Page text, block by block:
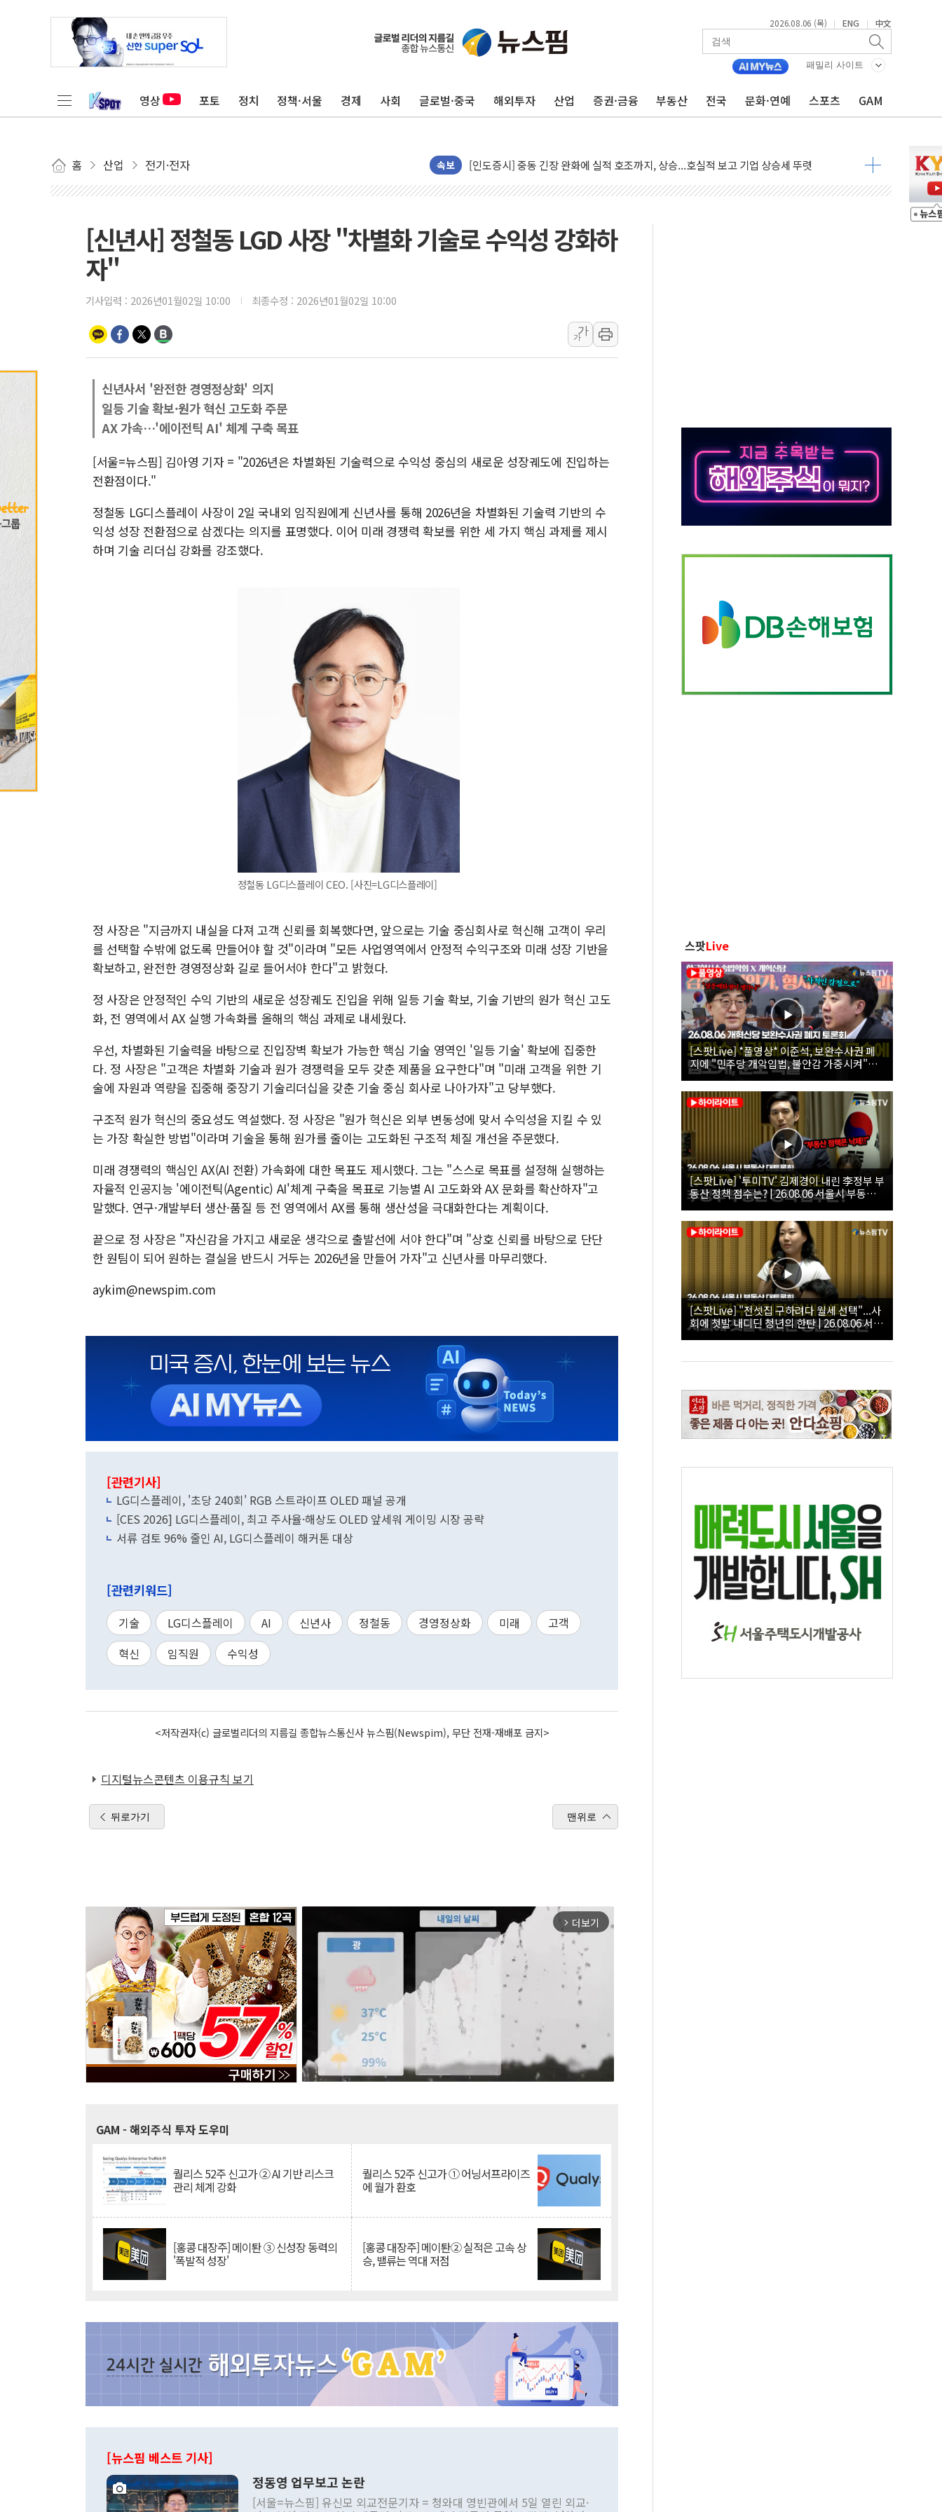
2026.08.06 (목) | ENG | 中文
패밀리 사이트
영상 포토 정치 정책·서울 경제 사회 글로벌·중국 해외투자 산업 증권·금융 부동산 전국 문화·연예 스포츠 GAM
홈 산업 전기·전자 속보
청와대, 北 단거리 탄도미사일 발사에 긴급회의 개최
[인도증시] 중동 긴장 완화에 실적 호조까지, 상승...호실적 보고 기업 상승세 뚜렷
러, 1인칭시점 드론으로 우크라 민간인 '사파리' 공격… 시민들 공포감 극대화 전략
'월가의 황제' 다이먼 "금융시장 레버리지 위험수위…숨은 차입이 더 큰 변수"
양주 섬유염색공장서 화재 1명 중상…대응 1단계 진압 중
우크라 드론 전술, 중남미 콜롬비아에 새 안보 위기… 반군·마약카르텔이 습득해 전투 활용
동해해경, 독도 해상서 부유물 감긴 어선 구조
[코인 시황] 비트코인, ETF 자금 유입에도 박스권…美 암호화폐 법안 처리 여부도 변수
[르포] 39도 폭염 속 잠실 개표소 시위 '62일째'..."대부분 여기서 상주"
강원·전라권 폭염중대경보 확대…온열질환자 2665명·사망 23명
빚투·레버리지 줄었지만, 반도체 두 종목에 코스피 '휘청'
[신년사] 정철동 LGD 사장 "차별화 기술로 수익성 강화하
자"
기사입력 : 2026년01월02일 10:00 최종수정 : 2026년01월02일 10:00
가
가
신년사서 '완전한 경영정상화' 의지
일등 기술 확보·원가 혁신 고도화 주문
AX 가속…'에이전틱 AI' 체계 구축 목표
[서울=뉴스핌] 김아영 기자 = "2026년은 차별화된 기술력으로 수익성 중심의 새로운 성장궤도에 진입하는
전환점이다."
정철동 LG디스플레이 사장이 2일 국내외 임직원에게 신년사를 통해 2026년을 차별화된 기술력 기반의 수
익성 성장 전환점으로 삼겠다는 의지를 표명했다. 이어 미래 경쟁력 확보를 위한 세 가지 핵심 과제를 제시
하며 기술 리더십 강화를 강조했다.
정철동 LG디스플레이 CEO. [사진=LG디스플레이]
정 사장은 "지금까지 내실을 다져 고객 신뢰를 회복했다면, 앞으로는 기술 중심회사로 혁신해 고객이 우리
를 선택할 수밖에 없도록 만들어야 할 것"이라며 "모든 사업영역에서 안정적 수익구조와 미래 성장 기반을
확보하고, 완전한 경영정상화 길로 들어서야 한다"고 밝혔다.
정 사장은 안정적인 수익 기반의 새로운 성장궤도 진입을 위해 일등 기술 확보, 기술 기반의 원가 혁신 고도
화, 전 영역에서 AX 실행 가속화를 올해의 핵심 과제로 내세웠다.
우선, 차별화된 기술력을 바탕으로 진입장벽 확보가 가능한 핵심 기술 영역인 '일등 기술' 확보에 집중한
다. 정 사장은 "고객은 차별화 기술과 원가 경쟁력을 모두 갖춘 제품을 요구한다"며 "미래 고객을 위한 기
술에 자원과 역량을 집중해 중장기 기술리더십을 갖춘 기술 중심 회사로 나아가자"고 당부했다.
구조적 원가 혁신의 중요성도 역설했다. 정 사장은 "원가 혁신은 외부 변동성에 맞서 수익성을 지킬 수 있
는 가장 확실한 방법"이라며 기술을 통해 원가를 줄이는 고도화된 구조적 체질 개선을 주문했다.
미래 경쟁력의 핵심인 AX(AI 전환) 가속화에 대한 목표도 제시했다. 그는 "스스로 목표를 설정해 실행하는
자율적 인공지능 '에이전틱(Agentic) AI'체계 구축을 목표로 기능별 AI 고도화와 AX 문화를 확산하자"고
말했다. 연구·개발부터 생산·품질 등 전 영역에서 AX를 통해 생산성을 극대화한다는 계획이다.
끝으로 정 사장은 "자신감을 가지고 새로운 생각으로 출발선에 서야 한다"며 "상호 신뢰를 바탕으로 단단
한 원팀이 되어 원하는 결실을 반드시 거두는 2026년을 만들어 가자"고 신년사를 마무리했다.
aykim@newspim.com
[관련기사]
LG디스플레이, '초당 240회' RGB 스트라이프 OLED 패널 공개
[CES 2026] LG디스플레이, 최고 주사율·해상도 OLED 앞세워 게이밍 시장 공략
서류 검토 96% 줄인 AI, LG디스플레이 해커톤 대상
[관련키워드]
기술 LG디스플레이 AI 신년사 정철동 경영정상화 미래
고객
혁신
임직원 수익성
<저작권자(c) 글로벌리더의 지름길 종합뉴스통신사 뉴스핌(Newspim), 무단 전재-재배포 금지>
디지털뉴스콘텐츠 이용규칙 보기
뒤로가기 맨위로
arrow_forward_ios 더보기
GAM - 해외주식 투자 도우미
퀄리스 52주 신고가 ② AI 기반 리스크
관리 체계 강화
퀄리스 52주 신고가 ① 어닝서프라이즈
에 월가 환호
[홍콩 대장주] 메이퇀 ③ 신성장 동력의
'폭발적 성장'
[홍콩 대장주] 메이퇀② 실적은 고속 상
승, 밸류는 역대 저점
[뉴스핌 베스트 기사]
정동영 업무보고 논란
[서울=뉴스핌] 유신모 외교전문기자 = 청와대 영빈관에서 5일 열린 외교·
스팟Live
[스팟Live] *풀영상* 이준석, 보완수사권 폐
지에 "민주당 개악입법, 불안감 가중시켜"｜
26.08.06 개혁신당 보완수사권 폐지 토론회
[스팟Live] '투미TV' 김제경이 내린 李정부 부
동산 정책 점수는? | 26.08.06 서울시 부동산
대토론회
[스팟Live] "전셋집 구하려다 월세 선택"...사
회에 첫발 내디딘 청년의 한탄 | 26.08.06 서울
시 부동산 대토론회